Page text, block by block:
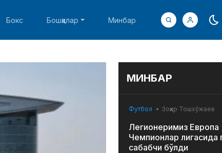
Бокс Бошқалар Минбар
МИНБАР
Футбол Зоҳир Тошхўжаев
Легионеримиз Европа
Чемпионлар лигасида
сабабчи бўлди